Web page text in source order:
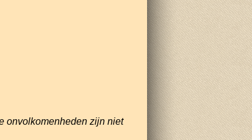
onvolkomenheden zijn niet